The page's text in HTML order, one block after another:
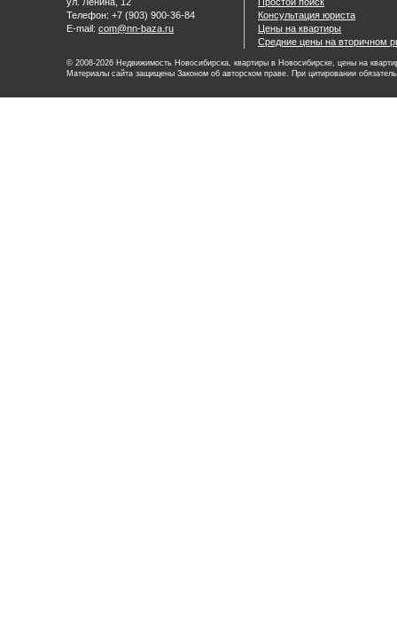
Телефон: +7 (903) 900-36-84
E-mail: com@nn-baza.ru
Консультация юриста
Цены на квартиры
Средние цены на вторичном
© 2008-2026 Недвижимость Новосибирска, квартиры в Новосибирске, цены на
Материалы сайта защищены Законом об авторском праве. При цитировании